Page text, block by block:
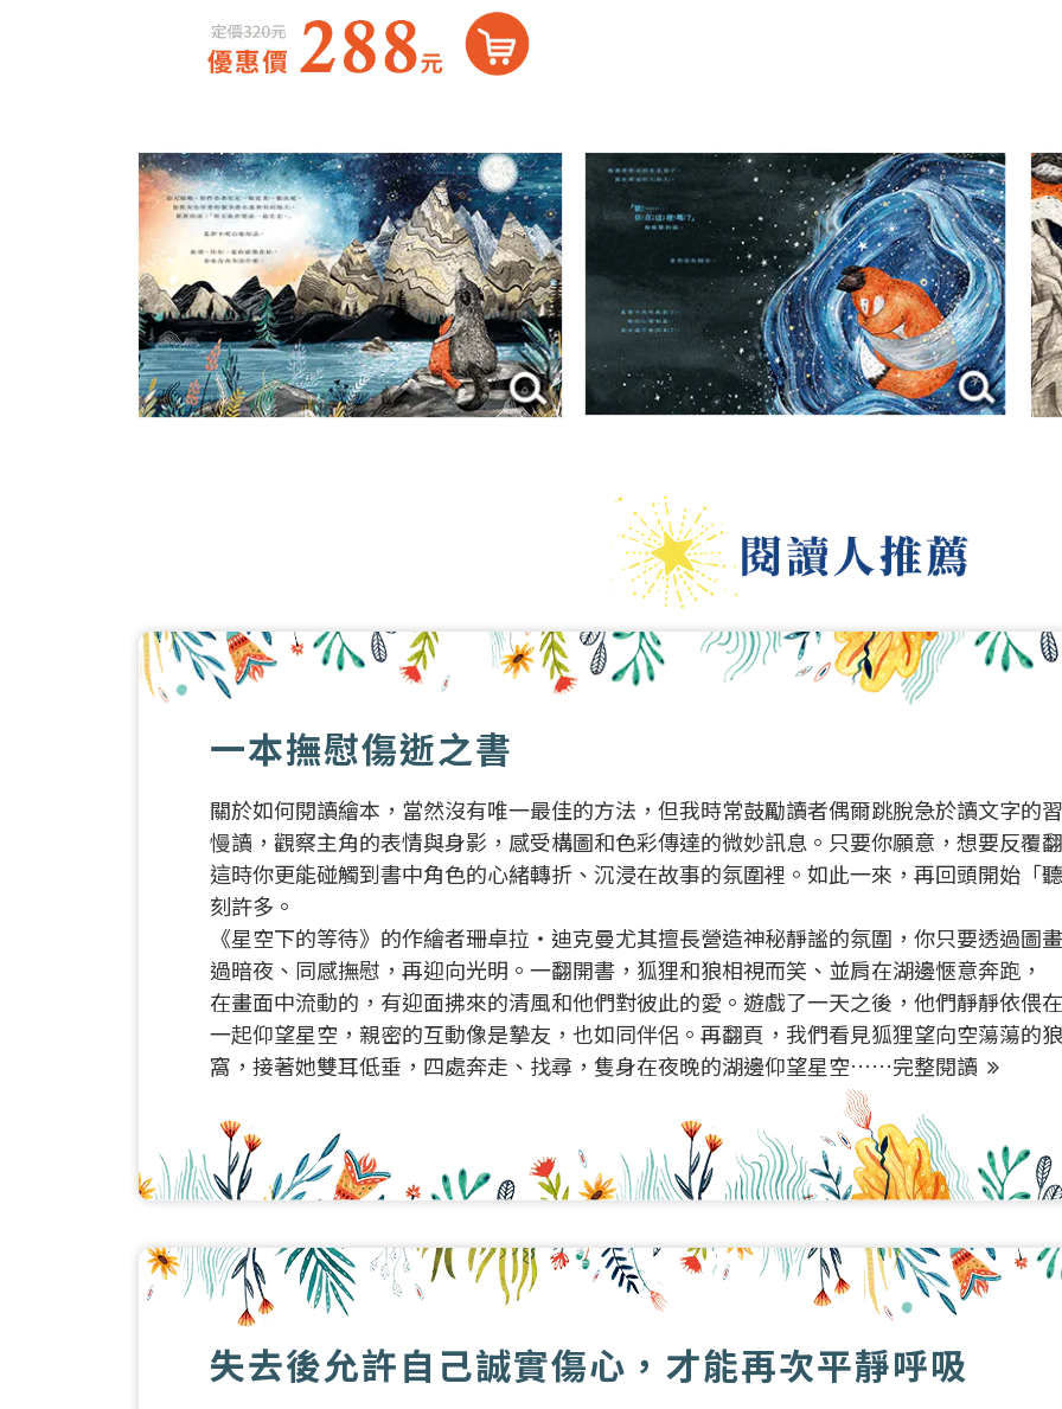
一本撫慰傷逝之書
關於如何閱讀繪本，當然沒有唯一最佳的方法，但我時常鼓勵讀者偶爾跳脫急於讀文字的
慢讀，觀察主角的表情與身影，感受構圖和色彩傳達的微妙訊息。只要你願意，想要反覆
這時你更能碰觸到書中角色的心緒轉折、沉浸在故事的氛圍裡。如此一來，再回頭開始「
刻許多。
《星空下的等待》的作繪者珊卓拉‧迪克曼尤其擅長營造神秘靜謐的氛圍，你只要透過圖
過暗夜、同感撫慰，再迎向光明。一翻開書，狐狸和狼相視而笑、並肩在湖邊愜意奔跑，
在畫面中流動的，有迎面拂來的清風和他們對彼此的愛。遊戲了一天之後，他們靜靜依偎在
一起仰望星空，親密的互動像是摯友，也如同伴侶。再翻頁，我們看見狐狸望向空蕩蕩的狼
窩，接著她雙耳低垂，四處奔走、找尋，隻身在夜晚的湖邊仰望星空……完整閱讀
失去後允許自己誠實傷心，才能再次平靜呼吸